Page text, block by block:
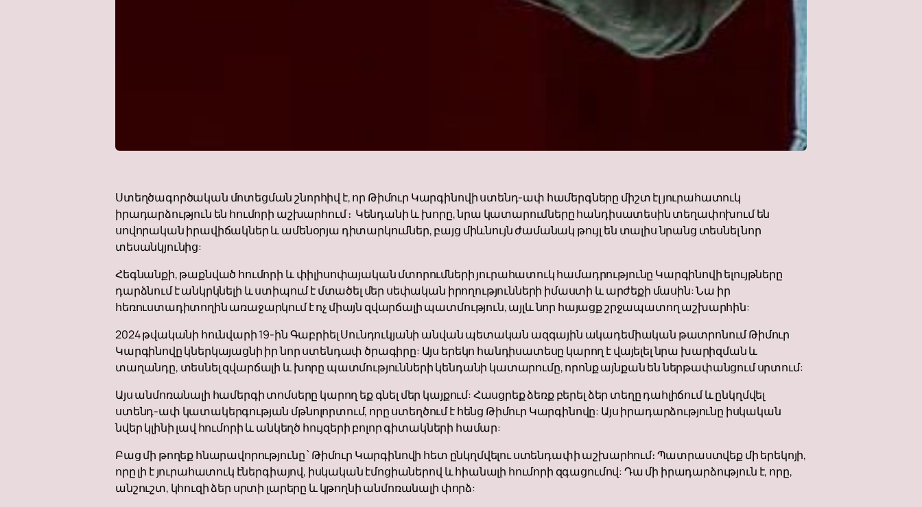
Ստեղծագործական մոտեցման շնորհիվ է, որ Թիմուր Կարգինովի ստենդ-ափ համերգները միշտ էլ յուրահատուկ
իրադարձություն են հումորի աշխարհում ։ Կենդանի և խորը, նրա կատարումները հանդիսատեսին տեղափոխում են
սովորական իրավիճակներ և ամենօրյա դիտարկումներ, բայց միևնույն ժամանակ թույլ են տալիս նրանց տեսնել նոր
տեսանկյունից:
Հեգնանքի, թաքնված հումորի և փիլիսոփայական մտորումների յուրահատուկ համադրությունը Կարգինովի ելույթները
դարձնում է անկրկնելի և ստիպում է մտածել մեր սեփական իրողությունների իմաստի և արժեքի մասին: Նա իր
հեռուստադիտողին առաջարկում է ոչ միայն զվարճալի պատմություն, այլև նոր հայացք շրջապատող աշխարհին:
2024 թվականի հունվարի 19-ին Գաբրիել Սունդուկյանի անվան պետական ազգային ակադեմիական թատրոնում Թիմուր
Կարգինովը կներկայացնի իր նոր ստենդափ ծրագիրը: Այս երեկո հանդիսատեսը կարող է վայելել նրա խարիզման և
տաղանդը, տեսնել զվարճալի և խորը պատմությունների կենդանի կատարումը, որոնք այնքան են ներթափանցում սրտում:
Այս անմոռանալի համերգի տոմսերը կարող եք գնել մեր կայքում: Հասցրեք ձեռք բերել ձեր տեղը դահլիճում և ընկղմվել
ստենդ-ափ կատակերգության մթնոլորտում, որը ստեղծում է հենց Թիմուր Կարգինովը: Այս իրադարձությունը իսկական
նվեր կլինի լավ հումորի և անկեղծ հույզերի բոլոր գիտակների համար:
Բաց մի թողեք հնարավորությունը ՝ Թիմուր Կարգինովի հետ ընկղմվելու ստենդափի աշխարհում։ Պատրաստվեք մի երեկոյի,
որը լի է յուրահատուկ էներգիայով, իսկական էմոցիաներով և հիանալի հումորի զգացումով: Դա մի իրադարձություն է, որը,
անշուշտ, կհուզի ձեր սրտի լարերը և կթողնի անմոռանալի փորձ: